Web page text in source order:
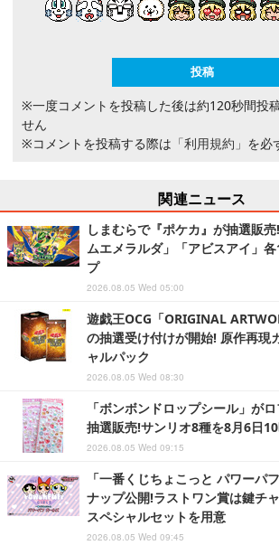
※一度コメントを投稿した後は約120秒間投
せん
※コメントを投稿する際は 「利用規約」 を必
関連ニュース
しまむらで『ポケカ』が抽選販
ムエメラルダ」「アビスアイ」
プ
2026.08.05 Wed 05:00
遊戯王OCG「ORIGINAL
の抽選受け付けが開始! 原作再現
ャルパック
2026.08.05 Wed 08:30
「ボンボンドロップシール」が
抽選販売!サンリオ8種を8月6日
2026.08.05 Wed 09:15
「一番くじちょこっと パワーパ
ナップ公開!ラストワン賞は鍵チ
スペシャルセットを用意
2026.08.05 Wed 09:45